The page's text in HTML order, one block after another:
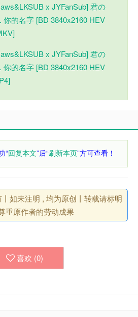
x JYFanSub]君の
你的名字 [BD 3840x2160 HEV
x JYFanSub]君の
你的名字 [BD 3840x2160 HEV
“回复本文”后“刷新本页”方可查看！
如未注明 , 均为原创丨转载请标明
重原作者的劳动成果
喜欢 (0)